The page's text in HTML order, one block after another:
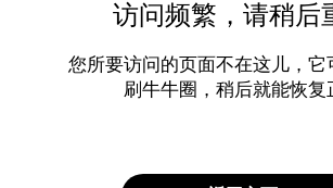
访问频繁，请稍后
您所要访问的页面不在这儿，它
刷牛牛圈，稍后就能恢复